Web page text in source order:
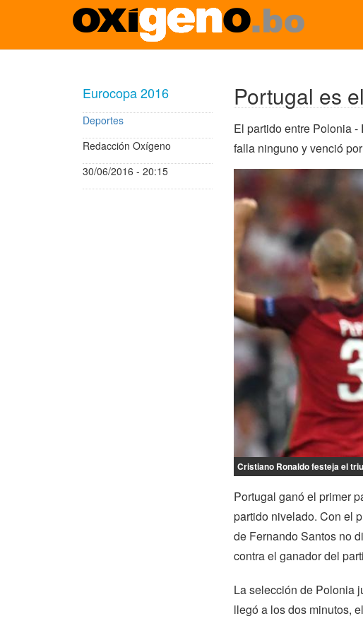
Pasar
Eurocopa 2016
Deportes
Redacción Oxígeno
30/06/2016 - 20:15
Portugal es
El partido entre Polonia
falla ninguno y venció
Cristiano Ronaldo festeja el
Portugal ganó el primer
partido nivelado. Con el
de Fernando Santos no
contra el ganador del
La selección de Polonia
llegó a los dos minutos,